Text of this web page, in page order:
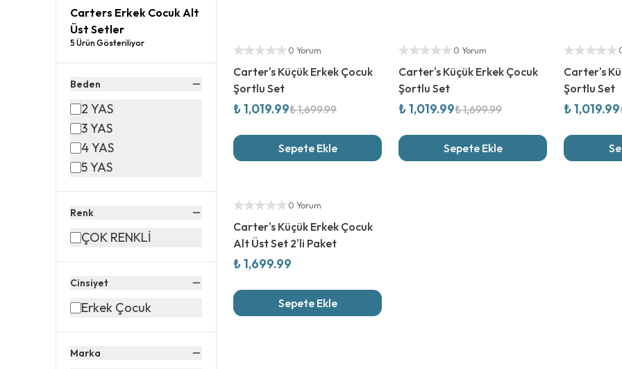
Carters Erkek Cocuk Alt
Üst Setler
5 Ürün Gösteriliyor
Beden
2 YAS
3 YAS
4 YAS
5 YAS
Renk
ÇOK RENKLİ
Cinsiyet
Erkek Çocuk
Marka
Yetkili Satıcı
0 Yorum
Carter's Küçük Erkek Çocuk
Şortlu Set
₺ 1,019.99₺ 1,699.99
Sepete Ekle
Yetkili Satıcı
0 Yorum
Carter's Küçük Erkek Çocuk
Şortlu Set
₺ 1,019.99₺ 1,699.99
Sepete Ekle
Yetkili Satıcı
Carter's
Şortlu Set
₺ 1,019.99
0 Yorum
Carter's Küçük Erkek Çocuk
Alt Üst Set 2'li Paket
₺ 1,699.99
Sepete Ekle